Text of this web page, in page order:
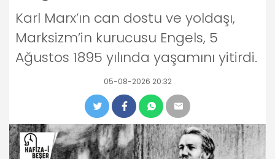
Karl Marx’ın can dostu ve yoldaşı,
Marksizm’in kurucusu Engels, 5
Ağustos 1895 yılında yaşamını yitirdi.
05-08-2026 20:32